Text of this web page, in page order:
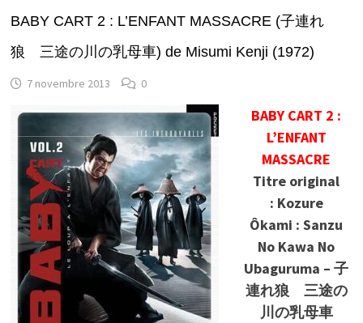
BABY CART 2 : L’ENFANT MASSACRE (子連れ
狼 三途の川の乳母車) de Misumi Kenji (1972)
7 novembre 2013 0
BABY CART 2 :
L’ENFANT
MASSACRE
Titre original
: Kozure
Ôkami : Sanzu
No Kawa No
Ubaguruma – 子
連れ狼 三途の
川の乳母車